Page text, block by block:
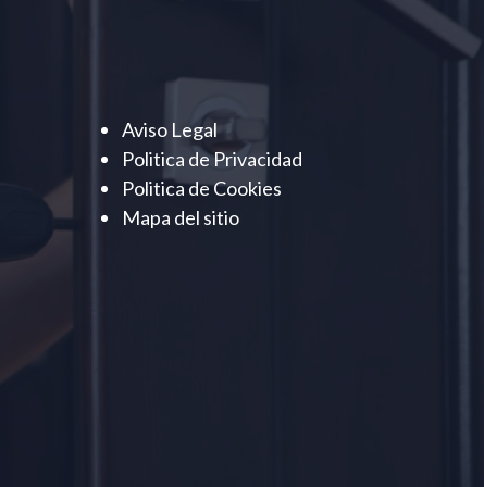
Aviso Legal
Politica de Privacidad
Politica de Cookies
Mapa del sitio